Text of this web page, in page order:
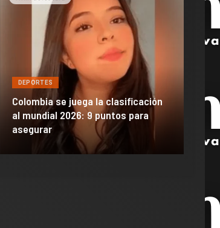
DEPORTES
Colombia se juega la clasificación
al mundial 2026: 9 puntos para
asegurar
de